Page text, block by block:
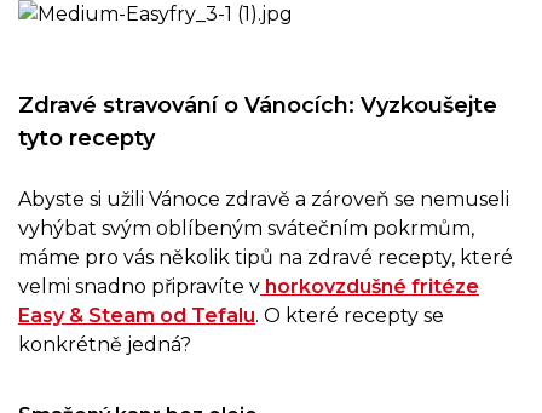
Zdravé stravování o Vánocích: Vyzkoušejte
tyto recepty
Abyste si užili Vánoce zdravě a zároveň se nemuseli
vyhýbat svým oblíbeným svátečním pokrmům,
máme pro vás několik tipů na zdravé recepty, které
velmi snadno připravíte v horkovzdušné fritéze
Easy & Steam od Tefalu. O které recepty se
konkrétně jedná?